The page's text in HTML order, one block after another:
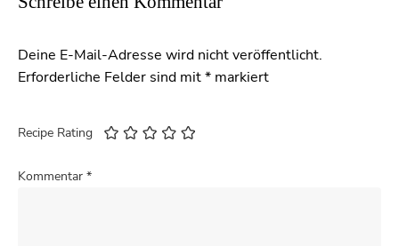
Deine E-Mail-Adresse wird nicht veröffentlicht.
Erforderliche Felder sind mit* markiert
Recipe Rating
Kommentar *